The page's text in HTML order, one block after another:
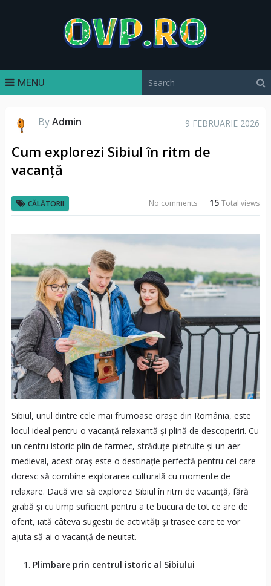
MENU
ByAdmin 9 FEBRUARIE 2026
Cum explorezi Sibiul în ritm de
vacanță
CĂLĂTORII 15Total views
No comments
Sibiul, unul dintre cele mai frumoase orașe din România, este
locul ideal pentru o vacanță relaxantă și plină de descoperiri. Cu
un centru istoric plin de farmec, străduțe pietruite și un aer
medieval, acest oraș este o destinație perfectă pentru cei care
doresc să combine explorarea culturală cu momente de
relaxare. Dacă vrei să explorezi Sibiul în ritm de vacanță, fără
grabă și cu timp suficient pentru a te bucura de tot ce are de
oferit, iată câteva sugestii de activități și trasee care te vor
ajuta să ai o vacanță de neuitat.
Plimbare prin centrul istoric al Sibiului